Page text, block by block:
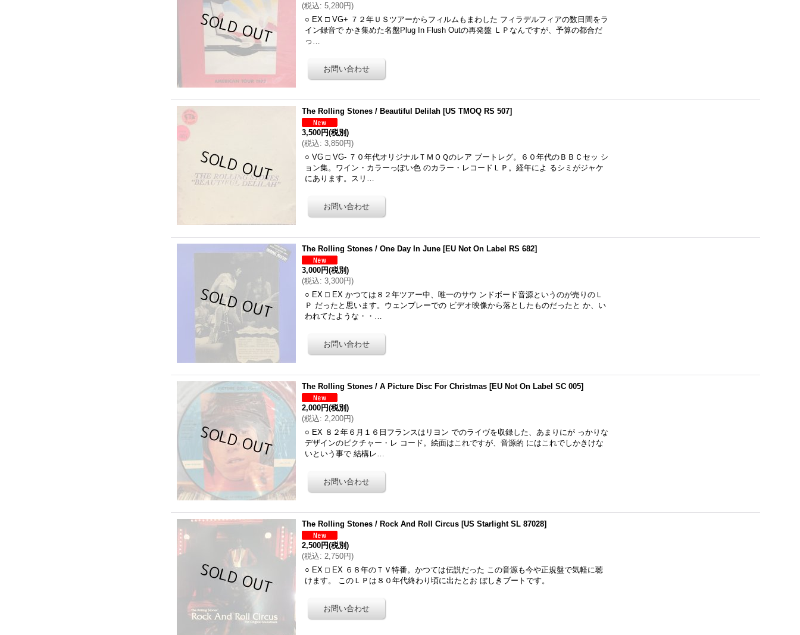
(税込: 5,280円)
○ EX □ VG+ ７２年ＵＳツアーからフィルムもまわした フィラデルフィアの数日間をラ
イン録音で かき集めた名盤Plug In Flush Outの再発盤 ＬＰなんですが、予算の都合だ
っ…
The Rolling Stones / Beautiful Delilah [US TMOQ RS 507]
3,500円(税別)
(税込: 3,850円)
○ VG □ VG- ７０年代オリジナルＴＭＯＱのレア ブートレグ。６０年代のＢＢＣセッ シ
ョン集。ワイン・カラーっぽい色 のカラー・レコードＬＰ。経年によ るシミがジャケ
にあります。スリ…
The Rolling Stones / One Day In June [EU Not On Label RS 682]
3,000円(税別)
(税込: 3,300円)
○ EX □ EX かつては８２年ツアー中、唯一のサウ ンドボード音源というのが売りのＬ
Ｐ だったと思います。ウェンブレーでの ビデオ映像から落としたものだったと か、い
われてたような・・…
The Rolling Stones / A Picture Disc For Christmas [EU Not On Label SC 005]
2,000円(税別)
(税込: 2,200円)
○ EX ８２年６月１６日フランスはリヨン でのライヴを収録した、あまりにが っかりな
デザインのピクチャー・レ コード。絵面はこれですが、音源的 にはこれでしかきけな
いという事で 結構レ…
The Rolling Stones / Rock And Roll Circus [US Starlight SL 87028]
2,500円(税別)
(税込: 2,750円)
○ EX □ EX ６８年のＴＶ特番。かつては伝説だった この音源も今や正規盤で気軽に聴
けます。 このＬＰは８０年代終わり頃に出たとお ぼしきブートです。